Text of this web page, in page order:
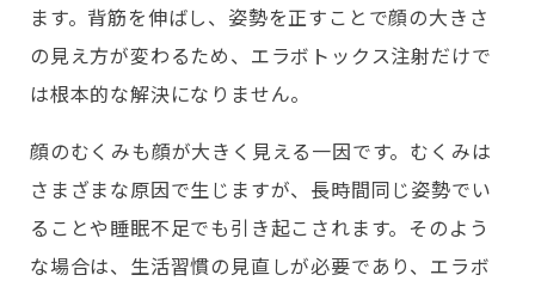
ます。背筋を伸ばし、姿勢を正すことで顔の大きさ
の見え方が変わるため、エラボトックス注射だけで
は根本的な解決になりません。
顔のむくみも顔が大きく見える一因です。むくみは
さまざまな原因で生じますが、長時間同じ姿勢でい
ることや睡眠不足でも引き起こされます。そのよう
な場合は、生活習慣の見直しが必要であり、エラボ